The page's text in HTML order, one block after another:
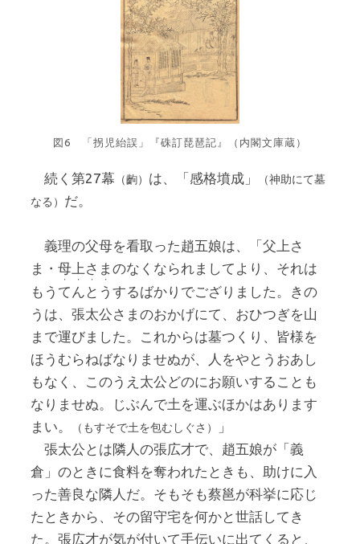
図6 「拐児紿誤」『硃訂琵琶記』（内閣文庫蔵）
続く第27幕 （齣） は、「感格墳成」
（神助にて墓
なる） だ。
義理の父母を看取った趙五娘は、「父上さ
ま・母上さまのなくなられましてより、それは
もう てんとう
・・・・
するばかりでござりました。きの
うは、張太公さまのおかげにて、おひつぎを山
まで運びました。これからは墓つくり、皆様を
ほうむらねばなりませぬが、人をやとうおあし
もなく、このうえ太公どのにお願いすることも
なりませぬ。じぶんで土を運ぶほかはあります
まい。
（もすそで土を包むしぐさ）
」
張太公とは隣人の張広才で、趙五娘が「義
倉」のときに食料を奪われたときも、助けに入
った善良な隣人だ。そもそも蔡邕が科挙に応じ
たときから、その留守宅を何かと世話してき
た。張広才が気が付いて手伝いに出てくると、